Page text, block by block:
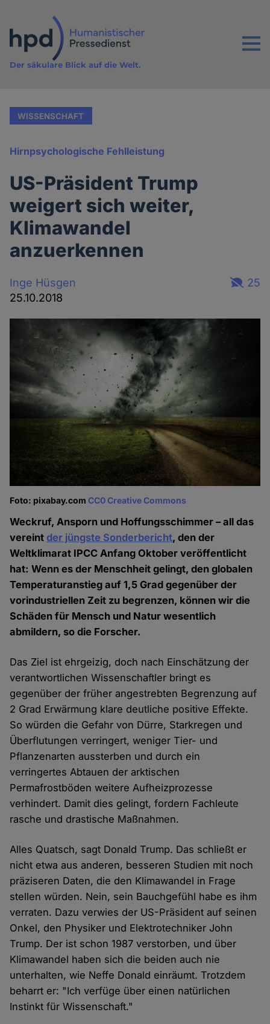
Inhalt
Menu
Der säkulare Blick auf die Welt.
WISSENSCHAFT
Hirnpsychologische Fehlleistung
US-Präsident Trump
weigert sich weiter,
Klimawandel
anzuerkennen
Inge Hüsgen
25.10.2018
25
Foto: pixabay.comCC0 Creative Commons
Weckruf, Ansporn und Hoffungsschimmer – all das
vereintder jüngste Sonderbericht, den der
Weltklimarat IPCC Anfang Oktober veröffentlicht
hat: Wenn es der Menschheit gelingt, den globalen
Temperaturanstieg auf 1,5 Grad gegenüber der
vorindustriellen Zeit zu begrenzen, können wir die
Schäden für Mensch und Natur wesentlich
abmildern, so die Forscher.
Das Ziel ist ehrgeizig, doch nach Einschätzung der
verantwortlichen Wissenschaftler bringt es
gegenüber der früher angestrebten Begrenzung auf
2 Grad Erwärmung klare deutliche positive Effekte.
So würden die Gefahr von Dürre, Starkregen und
Überflutungen verringert, weniger Tier- und
Pflanzenarten aussterben und durch ein
verringertes Abtauen der arktischen
Permafrostböden weitere Aufheizprozesse
verhindert. Damit dies gelingt, fordern Fachleute
rasche und drastische Maßnahmen.
Alles Quatsch, sagt Donald Trump. Das schließt er
nicht etwa aus anderen, besseren Studien mit noch
präziseren Daten, die den Klimawandel in Frage
stellen würden. Nein, sein Bauchgefühl habe es ihm
verraten. Dazu verwies der US-Präsident auf seinen
Onkel, den Physiker und Elektrotechniker John
Trump. Der ist schon 1987 verstorben, und über
Klimawandel haben sich die beiden auch nie
unterhalten, wie Neffe Donald einräumt. Trotzdem
beharrt er: "Ich verfüge über einen natürlichen
Instinkt für Wissenschaft."